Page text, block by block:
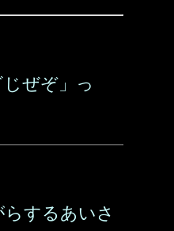
ぜぞ」っ
するあいさ